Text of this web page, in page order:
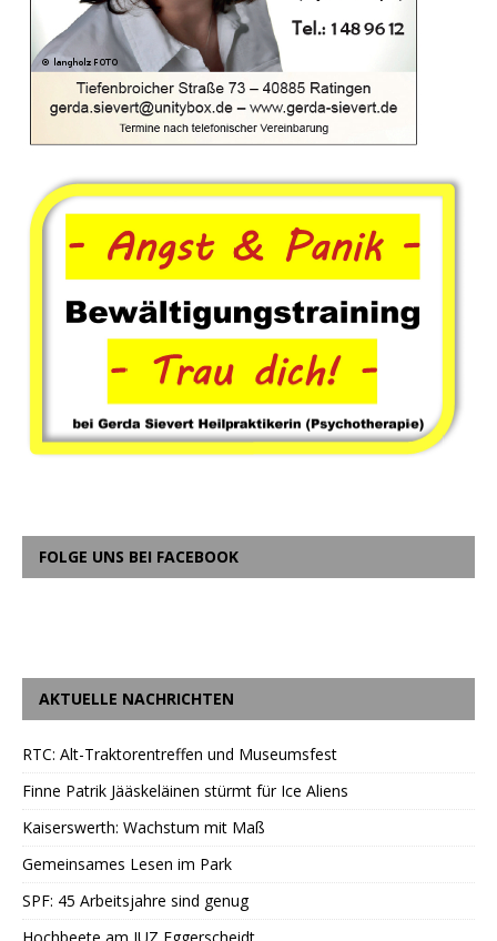
FOLGE UNS BEI FACEBOOK
AKTUELLE NACHRICHTEN
RTC: Alt-Traktorentreffen und Museumsfest
Finne Patrik Jääskeläinen stürmt für Ice Aliens
Kaiserswerth: Wachstum mit Maß
Gemeinsames Lesen im Park
SPF: 45 Arbeitsjahre sind genug
Hochbeete am JUZ Eggerscheidt